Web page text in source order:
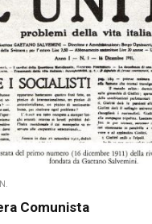
Comunista